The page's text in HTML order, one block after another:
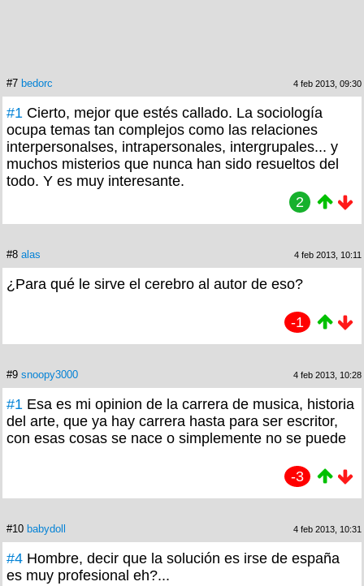
#7 bedorc 4 feb 2013, 09:30
#1 Cierto, mejor que estés callado. La sociología
ocupa temas tan complejos como las relaciones
interpersonalses, intrapersonales, intergrupales... y
muchos misterios que nunca han sido resueltos del
todo. Y es muy interesante.
2
#8 alas 4 feb 2013, 10:11
¿Para qué le sirve el cerebro al autor de eso?
-1
#9 snoopy3000 4 feb 2013, 10:28
#1 Esa es mi opinion de la carrera de musica, historia
del arte, que ya hay carrera hasta para ser escritor,
con esas cosas se nace o simplemente no se puede
-3
#10 babydoll 4 feb 2013, 10:31
#4 Hombre, decir que la solución es irse de españa
es muy profesional eh?...